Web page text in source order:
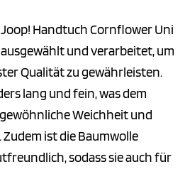
Handtuch Cornflower Uni
und verarbeitet, um
Qualität zu gewährleisten.
lang und fein, was dem
Weichheit und
ist die Baumwolle
sodass sie auch für